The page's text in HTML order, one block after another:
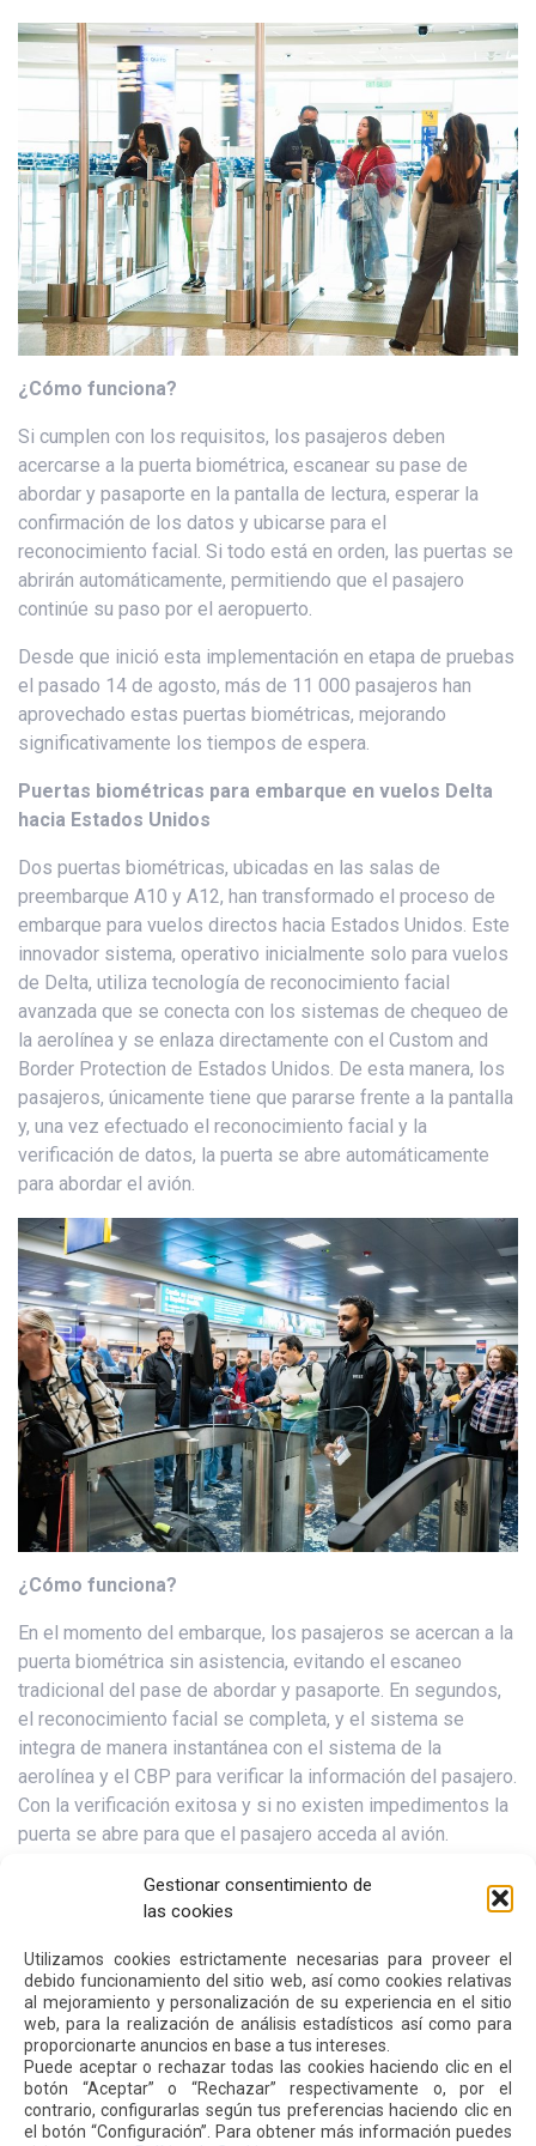
Gestionar consentimiento de
las cookies
Utilizamos cookies estrictamente necesarias para proveer el
debido funcionamiento del sitio web, así como cookies relativas
al mejoramiento y personalización de su experiencia en el sitio
web, para la realización de análisis estadísticos así como para
proporcionarte anuncios en base a tus intereses.
Puede aceptar o rechazar todas las cookies haciendo clic en el
botón “Aceptar” o “Rechazar” respectivamente o, por el
contrario, configurarlas según tus preferencias haciendo clic en
el botón “Configuración”. Para obtener más información puedes
¿Cómo funciona?
Si cumplen con los requisitos, los pasajeros deben
acercarse a la puerta biométrica, escanear su pase de
abordar y pasaporte en la pantalla de lectura, esperar la
confirmación de los datos y ubicarse para el
reconocimiento facial. Si todo está en orden, las puertas se
abrirán automáticamente, permitiendo que el pasajero
continúe su paso por el aeropuerto.
Desde que inició esta implementación en etapa de pruebas
el pasado 14 de agosto, más de 11 000 pasajeros han
aprovechado estas puertas biométricas, mejorando
significativamente los tiempos de espera.
Puertas biométricas para embarque en vuelos Delta
hacia Estados Unidos
Dos puertas biométricas, ubicadas en las salas de
preembarque A10 y A12, han transformado el proceso de
embarque para vuelos directos hacia Estados Unidos. Este
innovador sistema, operativo inicialmente solo para vuelos
de Delta, utiliza tecnología de reconocimiento facial
avanzada que se conecta con los sistemas de chequeo de
la aerolínea y se enlaza directamente con el Custom and
Border Protection de Estados Unidos. De esta manera, los
pasajeros, únicamente tiene que pararse frente a la pantalla
y, una vez efectuado el reconocimiento facial y la
verificación de datos, la puerta se abre automáticamente
para abordar el avión.
¿Cómo funciona?
En el momento del embarque, los pasajeros se acercan a la
puerta biométrica sin asistencia, evitando el escaneo
tradicional del pase de abordar y pasaporte. En segundos,
el reconocimiento facial se completa, y el sistema se
integra de manera instantánea con el sistema de la
aerolínea y el CBP para verificar la información del pasajero.
Con la verificación exitosa y si no existen impedimentos la
puerta se abre para que el pasajero acceda al avión.
Puertas de acceso al área de filtros de seguridad
filtros de seguridad permite una verificación instantánea del
pase de abordar del pasajero para agilizar el proceso y
pasar directamente a los filtros.
Al respecto, Ramón Miró, presidente y director general de
Quiport, la empresa concesionaria del aeropuerto de Quito
mencionó: “La implementación de puertas biométricas en el